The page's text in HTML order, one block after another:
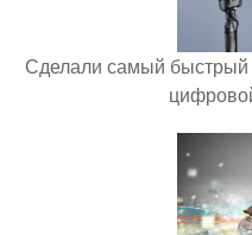
Сделали самый быстрый